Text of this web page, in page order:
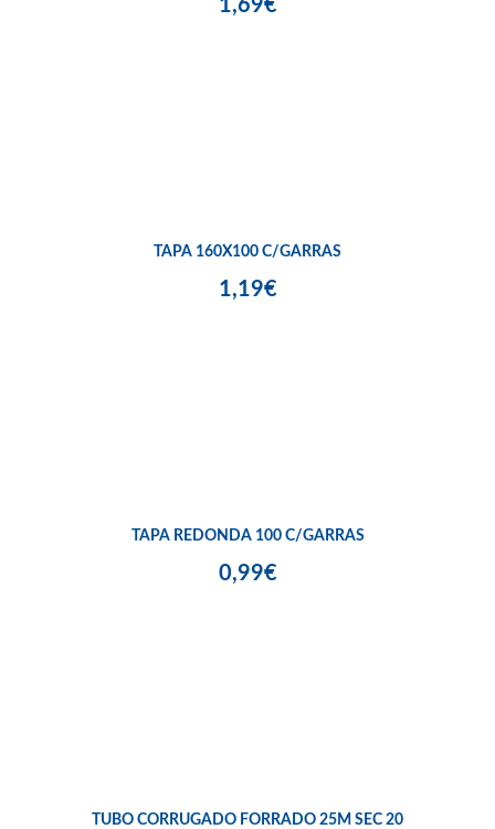
1,69€
TAPA 160X100 C/GARRAS
1,19€
TAPA REDONDA 100 C/GARRAS
0,99€
TUBO CORRUGADO FORRADO 25M SEC 20